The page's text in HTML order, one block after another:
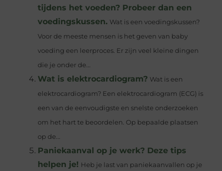
tijdens het voeden? Probeer dan een
voedingskussen. Wat is een voedingskussen?
Voor de meeste mensen is het geven van baby
voeding een leerproces. Er zijn veel kleine dingen
die je onder de...
Wat is elektrocardiogram? Wat is een
elektrocardiogram? Een elektrocardiogram (ECG) is
een van de eenvoudigste en snelste onderzoeken
om het hart te beoordelen. Op bepaalde plaatsen
op de...
Paniekaanval op je werk? Deze tips
helpen je! Heb je last van paniekaanvallen op je